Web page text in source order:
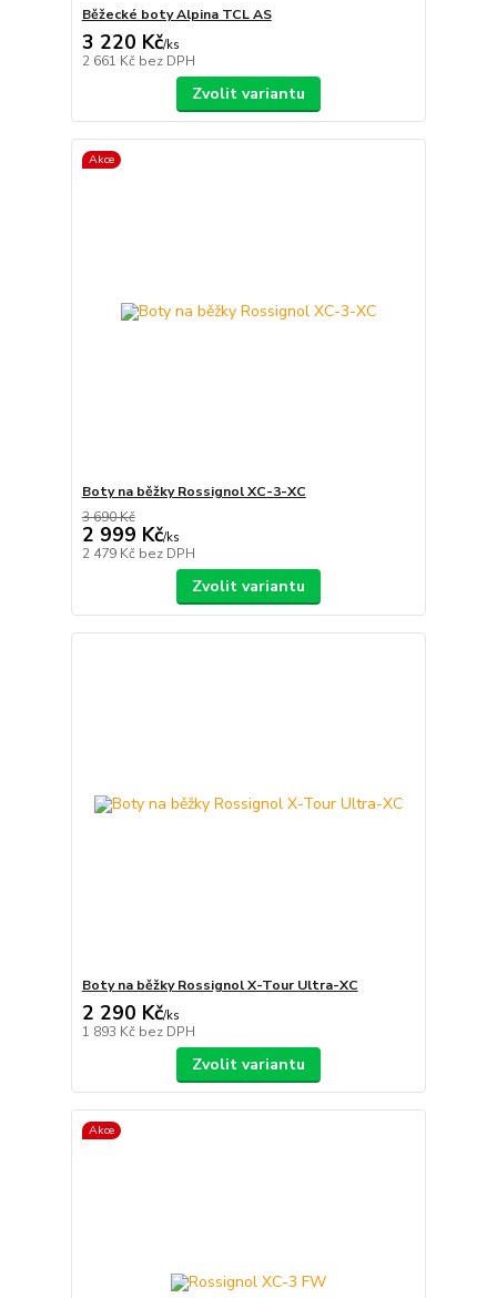
Běžecké boty Alpina TCL AS
3 220 Kč/ks
2 661 Kč bez DPH
Zvolit variantu
Akce
Boty na běžky Rossignol XC-3-XC
3 690 Kč
2 999 Kč/ks
2 479 Kč bez DPH
Zvolit variantu
Boty na běžky Rossignol X-Tour Ultra-XC
2 290 Kč/ks
1 893 Kč bez DPH
Zvolit variantu
Akce